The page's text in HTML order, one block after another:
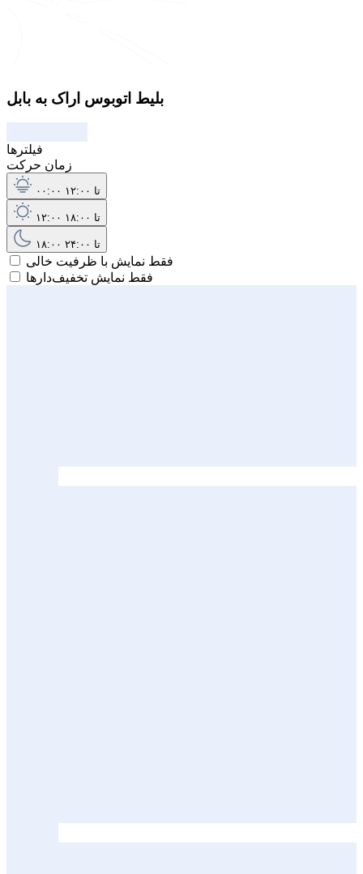
بلیط اتوبوس اراک به بابل
فیلترها
زمان حرکت
۰۰:۰۰ تا ۱۲:۰۰
۱۲:۰۰ تا ۱۸:۰۰
۱۸:۰۰ تا ۲۴:۰۰
فقط نمایش با ظرفیت خالی
فقط نمایش تخفیف‌دارها